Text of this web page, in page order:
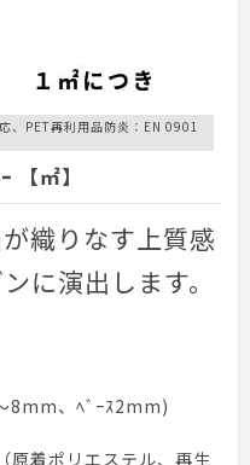
、PET再利用品防炎：EN 0901
【㎡】
織りなす上質感
に演出します。
8mm、ﾍﾞｰｽ2mm)
原着ポリエステル、再生